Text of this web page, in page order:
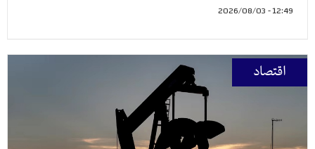
12:49 - 2026/08/03
اقتصاد